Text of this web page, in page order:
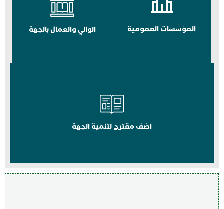
المؤسسات العمومية الوالي والعمال بالجهة
اضف مقترح لتنمية الجهة